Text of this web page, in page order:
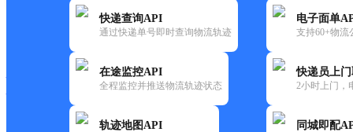
快递查询API
通过快递单号即时查询物流轨迹
在途监控API
全程监控并推送物流轨迹状态
轨迹地图API
电子面单
支持60+物流
快递员上
2小时上门，
同城即配
快运大全 快递时效